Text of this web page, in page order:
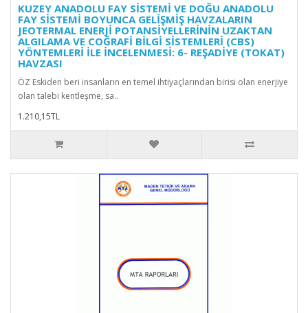
KUZEY ANADOLU FAY SİSTEMİ VE DOĞU ANADOLU
FAY SİSTEMİ BOYUNCA GELİŞMİŞ HAVZALARIN
JEOTERMAL ENERJİ POTANSİYELLERİNİN UZAKTAN
ALGILAMA VE COĞRAFİ BİLGİ SİSTEMLERİ (CBS)
YÖNTEMLERİ İLE İNCELENMESİ: 6- REŞADİYE (TOKAT)
HAVZASI
ÖZ Eskiden beri insanların en temel ihtiyaçlarından birisi olan enerjiye
olan talebi kentleşme, sa..
1.210,15TL